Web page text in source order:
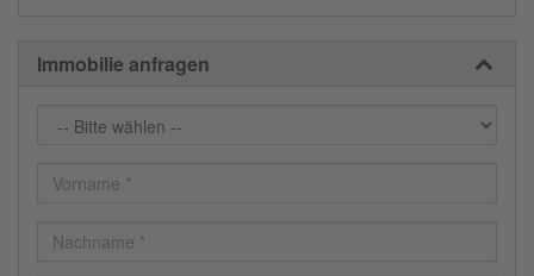
Immobilie anfragen